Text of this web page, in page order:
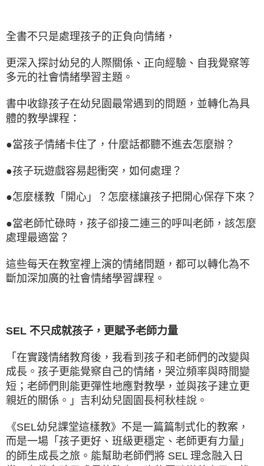
全書不只是處理孩子的正負向情緒，
更深入探討幼兒的人際關係、正向經驗、自我覺察等
多元的社會情緒學習主題。
書中收錄孩子在幼兒園最常遇到的問題，並轉化為具
體的教學課程：
●當孩子情緒卡住了，什麼話都聽不進去怎麼辦？
●孩子玩遊戲容易起衝突，如何處理？
●怎麼樣教「開心」？怎麼樣讓孩子把開心保存下來？
●當老師忙碌時，孩子卻接二連三的呼叫老師，該怎麼
處理最適當？
這些每天在教室裡上演的情緒問題，都可以轉化為不
斷加深加廣的社會情緒學習課程。
SEL 不只成就孩子，更賦予老師力量
「在實踐情緒教育後，我看到孩子和老師們的改變與
成長。孩子更能覺察自己的情緒，哭泣頻率與時間變
短；老師們則能更彈性地應對教學，並與孩子建立更
親近的關係。」吉利幼兒園園長柯秋桂說。
《SEL幼兒課堂這樣教》不是一篇篇制式化的教案，
而是一場「孩子更好、班級更穩定、老師更有力量」
的師生成長之旅。能幫助老師們將 SEL 理念融入日